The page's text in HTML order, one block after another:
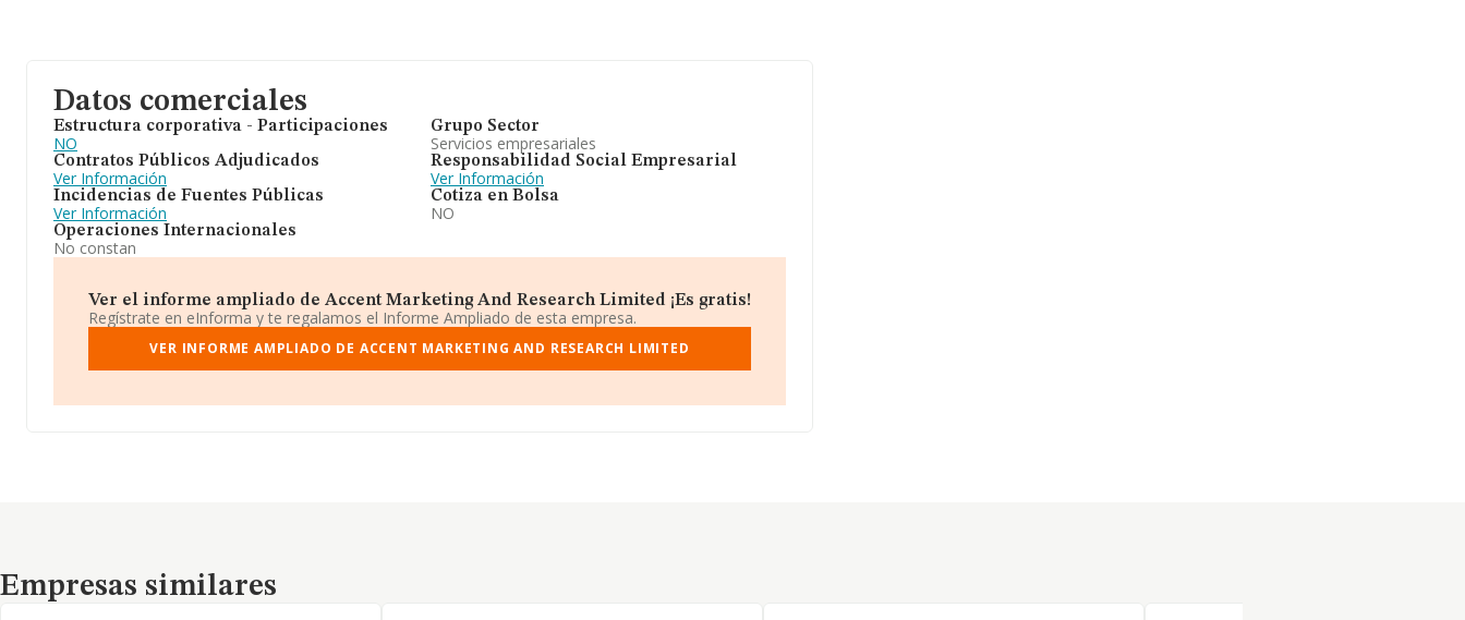
Datos comerciales
Estructura corporativa - Participaciones
NO
Contratos Públicos Adjudicados
Ver Información
Incidencias de Fuentes Públicas
Ver Información
Operaciones Internacionales
No constan
Grupo Sector
Servicios empresariales
Responsabilidad Social Empresarial
Ver Información
Cotiza en Bolsa
NO
Ver el informe ampliado de Accent Marketing And Research Limited ¡Es gratis!
Regístrate en eInforma y te regalamos el Informe Ampliado de esta empresa.
VER INFORME AMPLIADO DE ACCENT MARKETING AND RESEARCH LIMITED
Empresas similares
Empresas similares